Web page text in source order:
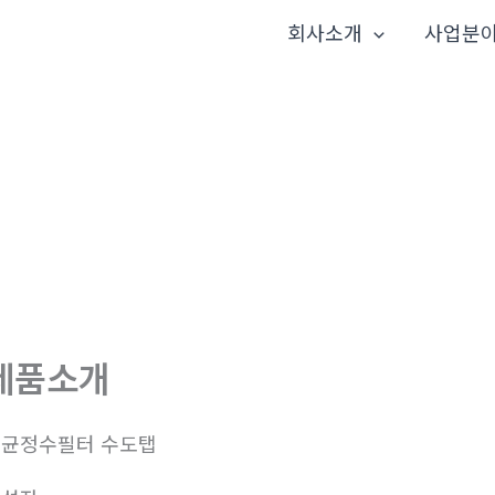
회사소개 사업분
품소개
정수필터 수도탭